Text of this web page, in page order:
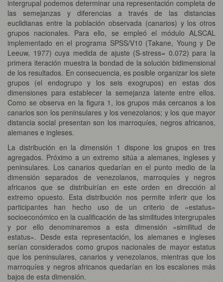
intergrupal podemos determinar una representación completa de
las semejanzas y diferencias a través de las distancias
euclidianas entre la población observada (canarios) y los otros
grupos nacionales. Para ello, se empleó el módulo ALSCAL
implementado en el programa SPSS/V10 (Takane, Young y De
Leeuw, 1977) cuya medida de ajuste (S-stress= 0.072) para la
primera iteración muestra la bondad de la solución bidimensional
de los resultados. En consecuencia, es posible organizar los siete
grupos (el endogrupo y los seis exogrupos) en estas dos
dimensiones para establecer la semejanza latente entre ellos.
Como se observa en la figura 1, los grupos más cercanos a los
canarios son los peninsulares y los venezolanos; y los que mayor
distancia social presentan son los marroquíes, negros africanos,
alemanes e ingleses.
La distribución en la dimensión 1 dispone los grupos en tres
agregados. Próximo a un extremo sitúa a alemanes, ingleses y
peninsulares. Los canarios quedarían en el punto medio de la
dimensión separados de venezolanos, marroquíes y negros
africanos que se distribuirían en este orden en dirección al
extremo opuesto. Esta distribución nos permite inferir que los
participantes han hecho uso de un criterio de «estatus»
socioeconómico en la cualificación de las similitudes intergrupales
y por ello denominaremos a esta dimensión «similitud de
estatus». Desde esta representación, los alemanes e ingleses
serían considerados como grupos nacionales de mayor estatus
que los peninsulares, canarios y venezolanos, mientras que los
marroquíes y negros africanos quedarían en los escalones más
bajos de esta dimensión.